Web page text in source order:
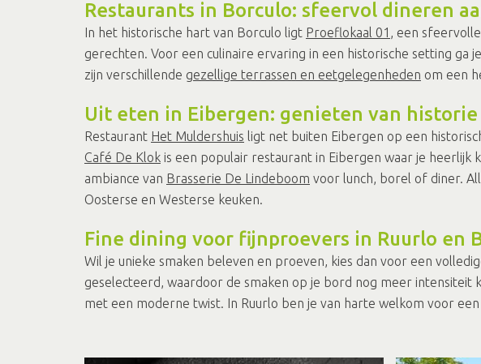
Restaurants in Borculo: sfeervol dineren
In het historische hart van Borculo ligt Proeflokaal 01 , een
gerechten. Voor een culinaire ervaring in een historische setting ga
zijn verschillende gezellige terrassen en eetgelegenheden om een
Uit eten in Eibergen: genieten van historie
Restaurant Het Muldershuis ligt net buiten Eibergen op een
Café De Klok is een populair restaurant in Eibergen waar je
ambiance van Brasserie De Lindeboom voor lunch, borel of diner.
Oosterse en Westerse keuken.
Fine dining voor fijnproevers in Ruurlo en
Wil je unieke smaken beleven en proeven, kies dan voor een
geselecteerd, waardoor de smaken op je bord nog meer intensiteit
met een moderne twist. In Ruurlo ben je van harte welkom voor